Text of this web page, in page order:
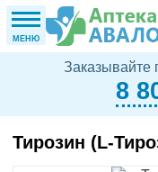
МЕНЮ
Заказывайте
8
Тирозин (L-